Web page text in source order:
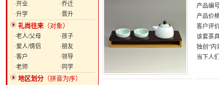
·开业
·乔迁
·升学
·晋升
礼尚往来 （对象）
·老人/父母
·孩子
·爱人/情侣
·朋友
·客户
·领导
·老师
·同学
地区划分 （拼音为序）
产品编
产品价
客户评
该套茶
独创“内
当下人